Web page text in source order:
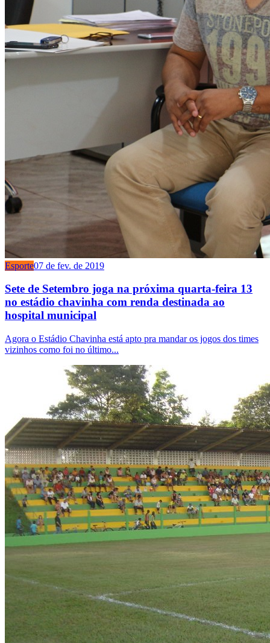
Esporte07 de fev. de 2019
Sete de Setembro joga na próxima quarta-feira 13
no estádio chavinha com renda destinada ao
hospital municipal
Agora o Estádio Chavinha está apto pra mandar os jogos dos times
vizinhos como foi no último...